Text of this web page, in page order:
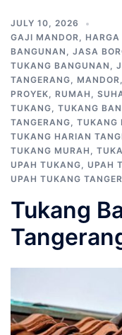
JULY 10, 2026
GAJI MANDOR,
BANGUNAN , JASA
TUKANG BANGUNAN ,
TANGERANG, MANDOR,
PROYEK, RUMAH ,
TUKANG, TUKANG
TANGERANG, TUKANG
TUKANG HARIAN
TUKANG MURAH ,
UPAH TUKANG, UPAH
UPAH TUKANG
Tukang